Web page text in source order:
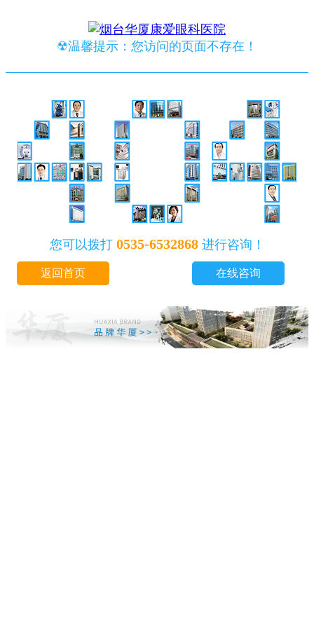
☢温馨提示：您访问的页面不存在！
您可以拨打 0535-6532868进行咨询！
返回首页 在线咨询